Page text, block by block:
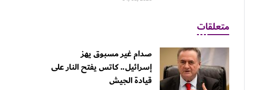
متعلقات
صدام غير مسبوق يهز
إسرائيل.. كاتس يفتح النار على
قيادة الجيش